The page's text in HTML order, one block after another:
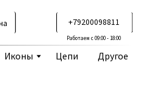
с 09:00 - 18:00